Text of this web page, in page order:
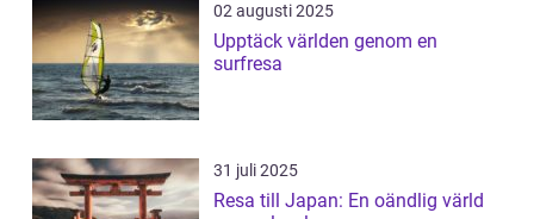
02 augusti 2025
Upptäck världen genom en
surfresa
31 juli 2025
Resa till Japan: En oändlig värld